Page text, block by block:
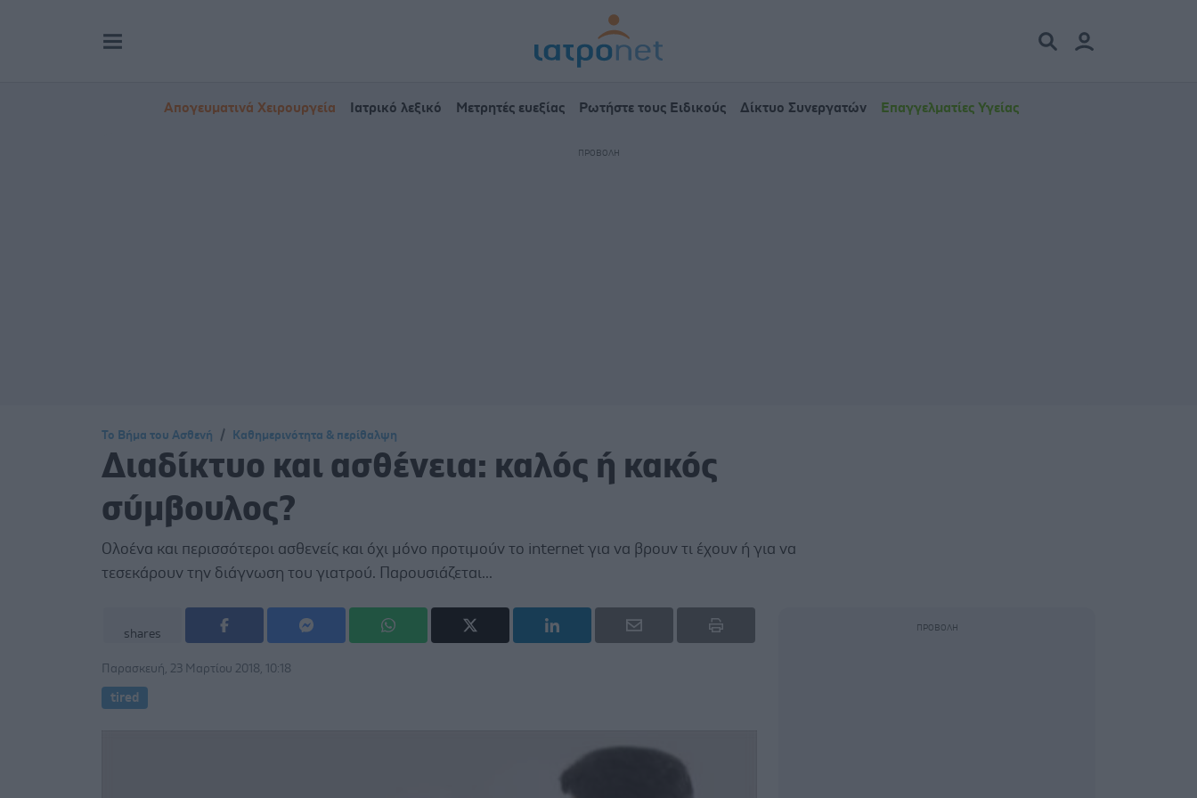
Απογευματινά Χειρουργεία Ιατρικό λεξικό Μετρητές ευεξίας Ρωτήστε τους Ειδικούς Δίκτυο Συνεργατών Επαγγελματίες Υγείας
Το Βήμα του Ασθενή Καθημερινότητα & περίθαλψη
Διαδίκτυο και ασθένεια: καλός ή κακός
σύμβουλος?
Ολοένα και περισσότεροι ασθενείς και όχι μόνο προτιμούν το internet για να βρουν τι έχουν ή για να
τεσεκάρουν την διάγνωση του γιατρού. Παρουσιάζεται...
shares
Παρασκευή, 23 Μαρτίου 2018, 10:18
tired